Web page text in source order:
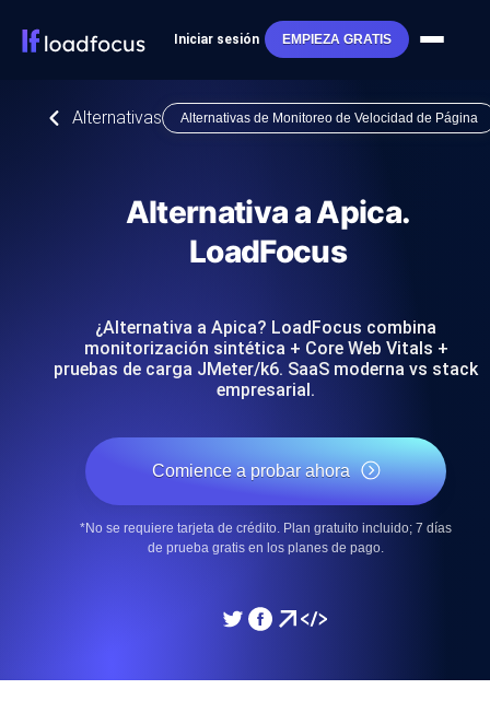
Iniciar sesión EMPIEZA GRATIS
Alternativas Alternativas de Monitoreo de Velocidad de Página
Alternativa a Apica.
LoadFocus
¿Alternativa a Apica? LoadFocus combina
monitorización sintética + Core Web Vitals +
pruebas de carga JMeter/k6. SaaS moderna vs stack
empresarial.
Comience a probar ahora
*No se requiere tarjeta de crédito. Plan gratuito incluido; 7 días
de prueba gratis en los planes de pago.